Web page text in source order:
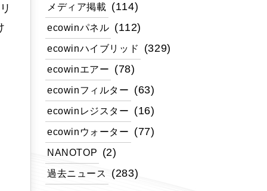
メディア掲載 (114)
ecowinパネル (112)
ecowinハイブリッド (329)
ecowinエアー (78)
ecowinフィルター (63)
ecowinレジスター (16)
ecowinウォーター (77)
NANOTOP (2)
過去ニュース (283)